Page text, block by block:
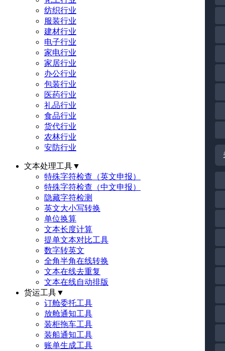
纺织行业
服装行业
建材行业
电子行业
家电行业
家居行业
办公行业
包装行业
医药行业
礼品行业
食品行业
货代行业
农林行业
安防行业
文本处理工具▼
特殊字符检查（英文申报）
特殊字符检查（中文申报）
隐藏字符检测
英文大小写转换
单位换算
文本长度计算
提单文本对比工具
数字转英文
全角半角在线转换
文本在线去重复
文本在线自动排版
货运工具▼
订舱委托工具
放舱通知工具
装柜拖车工具
装船通知工具
账单生成工具